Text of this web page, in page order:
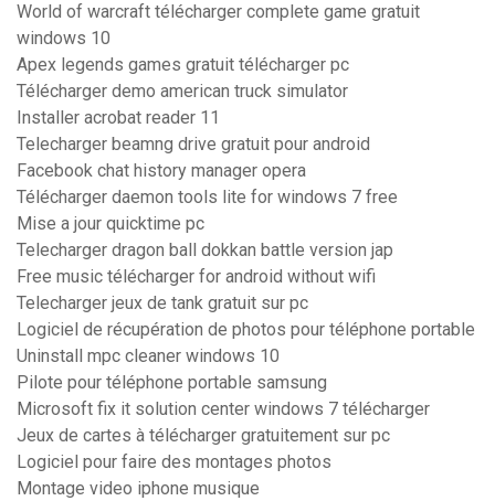
World of warcraft télécharger complete game gratuit
windows 10
Apex legends games gratuit télécharger pc
Télécharger demo american truck simulator
Installer acrobat reader 11
Telecharger beamng drive gratuit pour android
Facebook chat history manager opera
Télécharger daemon tools lite for windows 7 free
Mise a jour quicktime pc
Telecharger dragon ball dokkan battle version jap
Free music télécharger for android without wifi
Telecharger jeux de tank gratuit sur pc
Logiciel de récupération de photos pour téléphone portable
Uninstall mpc cleaner windows 10
Pilote pour téléphone portable samsung
Microsoft fix it solution center windows 7 télécharger
Jeux de cartes à télécharger gratuitement sur pc
Logiciel pour faire des montages photos
Montage video iphone musique